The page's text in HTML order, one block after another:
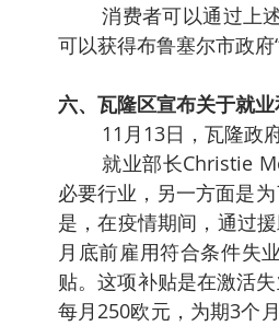
消费者可以通过上
可以获得布鲁塞尔市政府
六、瓦隆区宣布关于就
11月13日，瓦隆政
就业部长Christie
必要行业，另一方面是
是，在疫情期间，通过
月底前雇用符合条件失
贴。这项补贴是在激活
每月250欧元，为期3个